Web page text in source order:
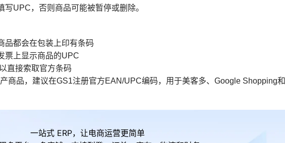
UPC，否则商品可能被暂停或删除。
品都会在包装上印有条码
票上显示商品的UPC
直接索取官方条码
商品，建议在GS1注册官方EAN/UPC编码，用于美客多、Google Shopping和
一站式 ERP，让电商运营更简单